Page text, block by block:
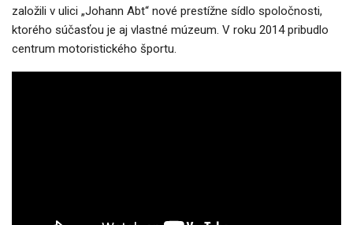
založili v ulici „Johann Abt“ nové prestížne sídlo spoločnosti,
ktorého súčasťou je aj vlastné múzeum. V roku 2014 pribudlo
centrum motoristického športu.